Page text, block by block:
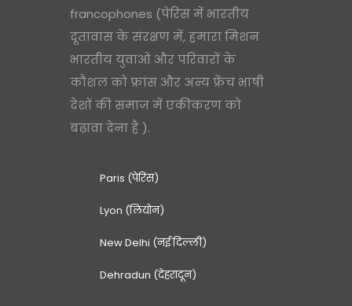
francophones (पेरिस में भारतीय
दूतावास के संरक्षण में, हमारा मिशन
भारतीय युवाओं और परिवारों के
कौशल को फ्रांस और अन्य फ्रेंच भाषी
देशों की समाज में एकीकरण को
बढ़ावा देना है ).
Paris (पेरिस)
Lyon (लियोन)
New Delhi (नई दिल्ली)
Dehradun (देहरादून)